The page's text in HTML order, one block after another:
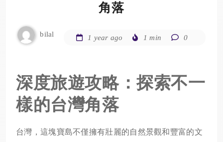
角落
bilal 1 year ago 1 min 0
深度旅遊攻略：探索不一
樣的台灣角落
台灣，這塊寶島不僅擁有壯麗的自然景觀和豐富的文